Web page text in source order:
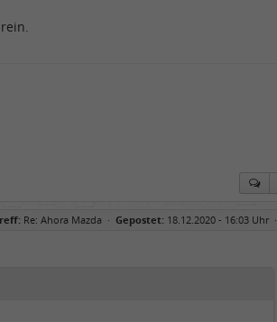
Re: Ahora Mazda · Gepostet: 18.12.2020 - 16:03 Uhr ·